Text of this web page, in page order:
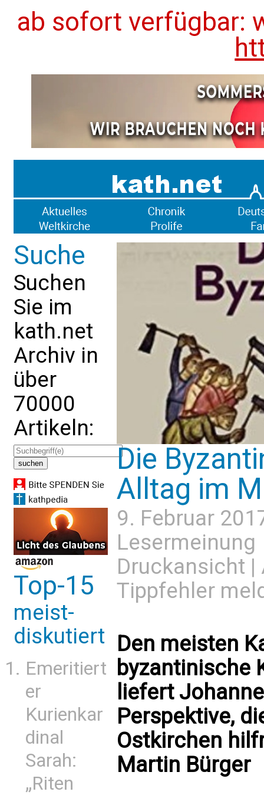
ab sofort verfügbar:
Suche
Suchen
Sie im
kath.net
Archiv in
über
70000
Artikeln:
Top-15
meist-
diskutiert
Emeritiert
er
Kurienkar
dinal
Sarah:
„Riten
Die
Alltag im
9. Februar
Lesermeinung
Druckansicht |
Tippfehler
Den meisten
byzantinische
liefert
Perspektive,
Ostkirchen
Martin Bürger